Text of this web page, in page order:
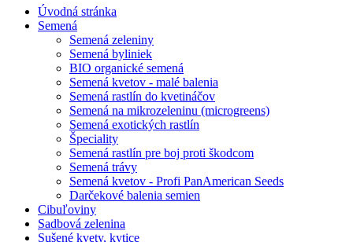
Úvodná stránka
Semená
Semená zeleniny
Semená byliniek
BIO organické semená
Semená kvetov - malé balenia
Semená rastlín do kvetináčov
Semená na mikrozeleninu (microgreens)
Semená exotických rastlín
Špeciality
Semená rastlín pre boj proti škodcom
Semená trávy
Semená kvetov - Profi PanAmerican Seeds
Darčekové balenia semien
Cibuľoviny
Sadbová zelenina
Sušené kvety, kytice